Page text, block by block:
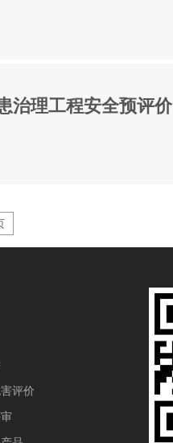
治理工程安全预评价
评价